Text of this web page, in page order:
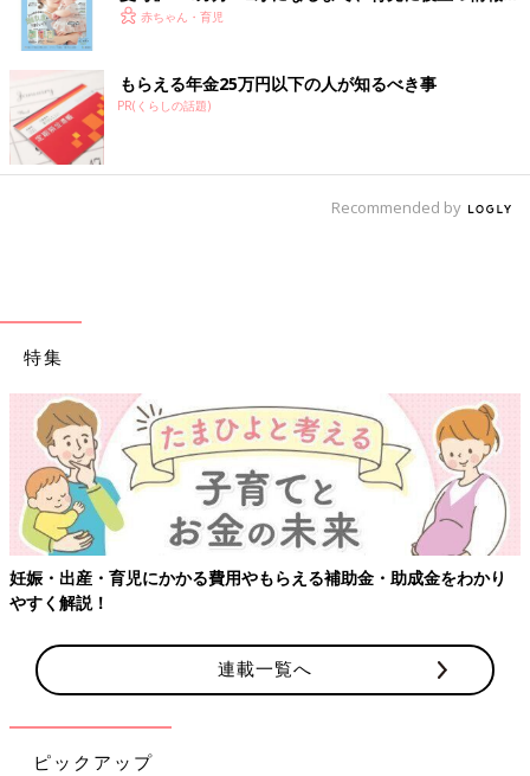
いっぱい！
赤ちゃん・育児
もらえる年金25万円以下の人が知るべき事
PR(くらしの話題)
Recommended by
特集
児にかかる費用やもらえる補助金・助成金をわかり
【ワクチン
連載一覧へ
ピックアップ